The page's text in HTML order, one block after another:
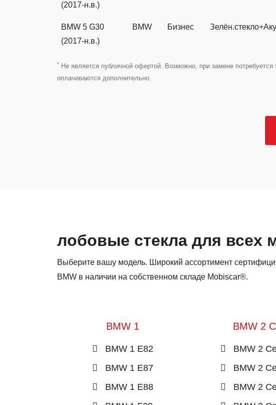
(2017-н.в.)
BMW 5 G30
(2017-н.в.)
BMW Бизнес
* Не является публичной офертой. Возможно, при замене
оплачиваются дополнительно.
лобовые стекла для всех
Выберите вашу модель. Широкий ассортимент
BMW в наличии на собственном складе Mobiscar®.
BMW 1
BMW 1 E82
BMW 1 E87
BMW 1 E88
BMW 2
BMW 2
BMW 2
BMW 2